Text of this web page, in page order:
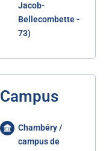
Jacob-
Bellecombette -
73)
Campus
Chambéry /
campus de